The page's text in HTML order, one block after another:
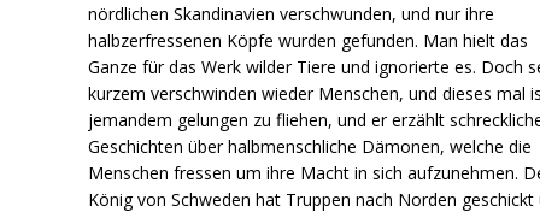
nördlichen Skandinavien verschwunden, und nur ihre
halbzerfressenen Köpfe wurden gefunden. Man hielt das
Ganze für das Werk wilder Tiere und ignorierte es. Doch
kurzem verschwinden wieder Menschen, und dieses mal
jemandem gelungen zu fliehen, und er erzählt
Geschichten über halbmenschliche Dämonen, welche die
Menschen fressen um ihre Macht in sich aufzunehmen.
König von Schweden hat Truppen nach Norden geschickt